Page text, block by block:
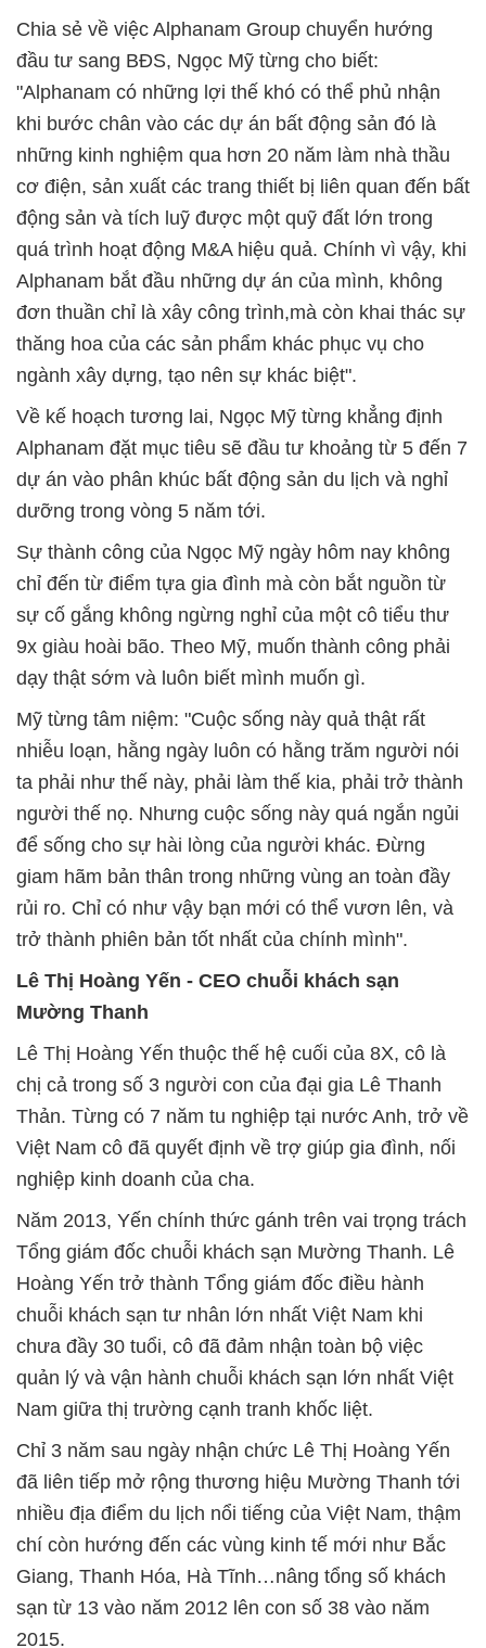
Chia sẻ về việc Alphanam Group chuyển hướng
đầu tư sang BĐS, Ngọc Mỹ từng cho biết:
"Alphanam có những lợi thế khó có thể phủ nhận
khi bước chân vào các dự án bất động sản đó là
những kinh nghiệm qua hơn 20 năm làm nhà thầu
cơ điện, sản xuất các trang thiết bị liên quan đến bất
động sản và tích luỹ được một quỹ đất lớn trong
quá trình hoạt động M&A hiệu quả. Chính vì vậy, khi
Alphanam bắt đầu những dự án của mình, không
đơn thuần chỉ là xây công trình,mà còn khai thác sự
thăng hoa của các sản phẩm khác phục vụ cho
ngành xây dựng, tạo nên sự khác biệt".
Về kế hoạch tương lai, Ngọc Mỹ từng khẳng định
Alphanam đặt mục tiêu sẽ đầu tư khoảng từ 5 đến 7
dự án vào phân khúc bất động sản du lịch và nghỉ
dưỡng trong vòng 5 năm tới.
Sự thành công của Ngọc Mỹ ngày hôm nay không
chỉ đến từ điểm tựa gia đình mà còn bắt nguồn từ
sự cố gắng không ngừng nghỉ của một cô tiểu thư
9x giàu hoài bão. Theo Mỹ, muốn thành công phải
dạy thật sớm và luôn biết mình muốn gì.
Mỹ từng tâm niệm: "Cuộc sống này quả thật rất
nhiễu loạn, hằng ngày luôn có hằng trăm người nói
ta phải như thế này, phải làm thế kia, phải trở thành
người thế nọ. Nhưng cuộc sống này quá ngắn ngủi
để sống cho sự hài lòng của người khác. Đừng
giam hãm bản thân trong những vùng an toàn đầy
rủi ro. Chỉ có như vậy bạn mới có thể vươn lên, và
trở thành phiên bản tốt nhất của chính mình".
Lê Thị Hoàng Yến - CEO chuỗi khách sạn
Mường Thanh
Lê Thị Hoàng Yến thuộc thế hệ cuối của 8X, cô là
chị cả trong số 3 người con của đại gia Lê Thanh
Thản. Từng có 7 năm tu nghiệp tại nước Anh, trở về
Việt Nam cô đã quyết định về trợ giúp gia đình, nối
nghiệp kinh doanh của cha.
Năm 2013, Yến chính thức gánh trên vai trọng trách
Tổng giám đốc chuỗi khách sạn Mường Thanh. Lê
Hoàng Yến trở thành Tổng giám đốc điều hành
chuỗi khách sạn tư nhân lớn nhất Việt Nam khi
chưa đầy 30 tuổi, cô đã đảm nhận toàn bộ việc
quản lý và vận hành chuỗi khách sạn lớn nhất Việt
Nam giữa thị trường cạnh tranh khốc liệt.
Chỉ 3 năm sau ngày nhận chức Lê Thị Hoàng Yến
đã liên tiếp mở rộng thương hiệu Mường Thanh tới
nhiều địa điểm du lịch nổi tiếng của Việt Nam, thậm
chí còn hướng đến các vùng kinh tế mới như Bắc
Giang, Thanh Hóa, Hà Tĩnh…nâng tổng số khách
sạn từ 13 vào năm 2012 lên con số 38 vào năm
2015.